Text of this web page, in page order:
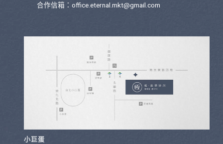
合作信箱： office.eternal.mkt@gmail.com
小巨蛋